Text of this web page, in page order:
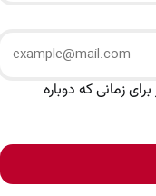
زمانی که دوباره